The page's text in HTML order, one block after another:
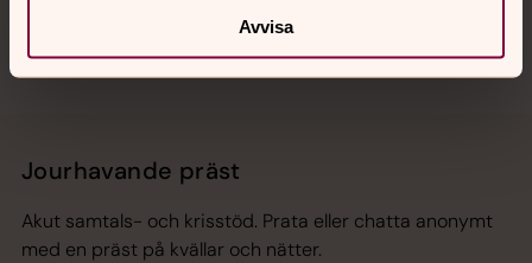
Avvisa
Jourhavande präst
Akut samtals- och krisstöd. Prata eller chatta anonymt
med en präst på kvällar och nätter.